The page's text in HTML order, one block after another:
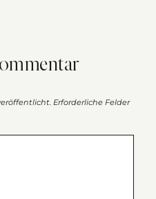
Erforderliche Felder